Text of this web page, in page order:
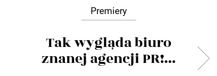
Premiery
Tak wygląda biuro
znanej agencji PR!...